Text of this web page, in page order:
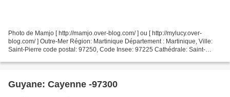
Photo de Mamjo [ http://mamjo.over-blog.com/ ] ou [ http://mylucy.over-
blog.com/ ] Outre-Mer Région: Martinique Département : Martinique, Ville:
Saint-Pierre code postal: 97250, Code Insee: 97225 Cathédrale: Saint-
Guyane: Cayenne -97300